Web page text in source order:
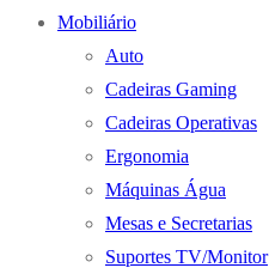
Mobiliário
Auto
Cadeiras Gaming
Cadeiras Operativas
Ergonomia
Máquinas Água
Mesas e Secretarias
Suportes TV/Monitor